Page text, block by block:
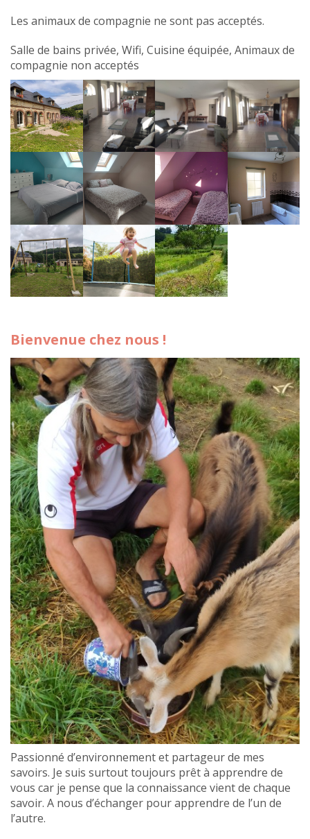
Les animaux de compagnie ne sont pas acceptés.
Salle de bains privée, Wifi, Cuisine équipée, Animaux de
compagnie non acceptés
Bienvenue chez nous !
Passionné d’environnement et partageur de mes
savoirs. Je suis surtout toujours prêt à apprendre de
vous car je pense que la connaissance vient de chaque
savoir. A nous d’échanger pour apprendre de l’un de
l’autre.